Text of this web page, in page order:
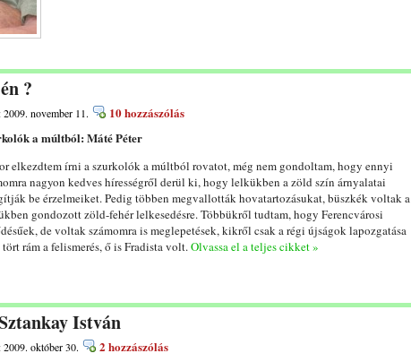
?
2009. november 11.
10 hozzászólás
a múltból: Máté Péter
elkezdtem írni a szurkolók a múltból rovatot, még nem gondoltam, hogy ennyi
nagyon kedves hírességről derül ki, hogy lelkükben a zöld szín árnyalatai
be érzelmeiket. Pedig többen megvallották hovatartozásukat, büszkék voltak a
gondozott zöld-fehér lelkesedésre. Többükről tudtam, hogy Ferencvárosi
de voltak számomra is meglepetések, kikről csak a régi újságok lapozgatása
rám a felismerés, ő is Fradista volt.Olvassa el a teljes cikket »
István
2009. október 30. 2 hozzászólás